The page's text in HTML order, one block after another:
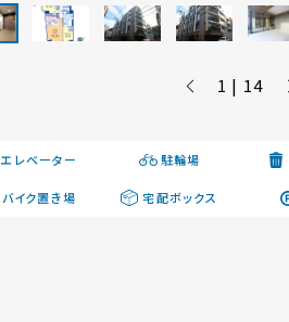
1 | 14
エレベーター 駐輪場
バイク置き場 宅配ボックス